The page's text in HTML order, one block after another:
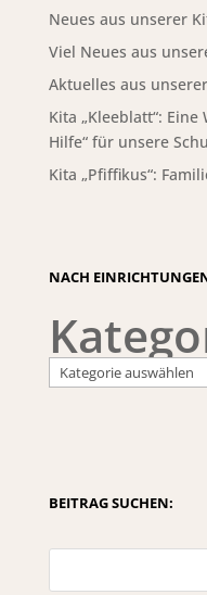
Neues aus unserer
Viel Neues aus
Aktuelles aus
Kita „Kleeblatt“:
Hilfe“ für unsere
Kita „Pfiffikus“:
NACH
BEITRAG SUCHEN: